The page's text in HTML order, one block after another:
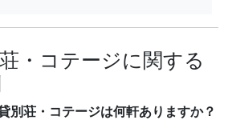
・コテージに関する
別荘・コテージは何軒ありますか？